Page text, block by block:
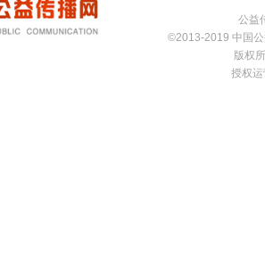
公益
©2013-2019 中国
版权
授权